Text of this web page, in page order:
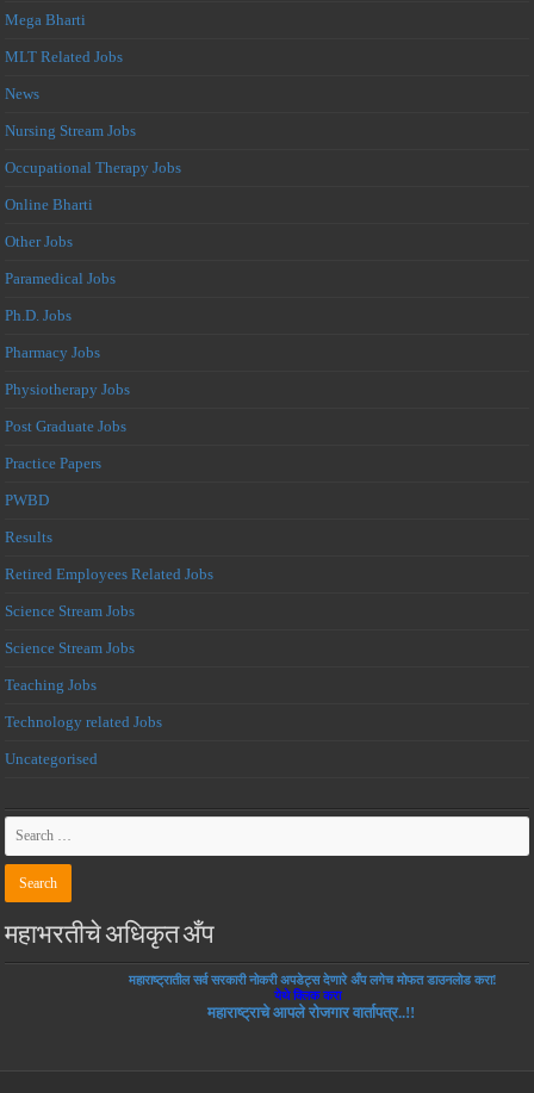
Mega Bharti
MLT Related Jobs
News
Nursing Stream Jobs
Occupational Therapy Jobs
Online Bharti
Other Jobs
Paramedical Jobs
Ph.D. Jobs
Pharmacy Jobs
Physiotherapy Jobs
Post Graduate Jobs
Practice Papers
PWBD
Results
Retired Employees Related Jobs
Science Stream Jobs
Science Stream Jobs
Teaching Jobs
Technology related Jobs
Uncategorised
महाभरतीचे अधिकृत अँप
महाराष्ट्रातील सर्व सरकारी नोकरी अपडेट्स देणारे अँप लगेच मोफत डाउनलोड करा!
येथे क्लिक करा
महाराष्ट्राचे आपले रोजगार वार्तापत्र..!!